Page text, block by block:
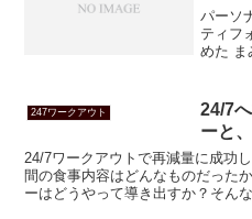
パーソ
ティフ
めた ま
247ワークアウト
24/7
ーと
24/7ワークアウトで再減量に成功
間の食事内容はどんなものだった
ーはどうやって導き出すか？そん